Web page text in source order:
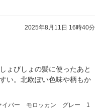
2025年8月11日 16時40分
ょびしょの髪に使ったあと
い。北欧ぽい色味や柄もか
イバー モロッカン グレー 1